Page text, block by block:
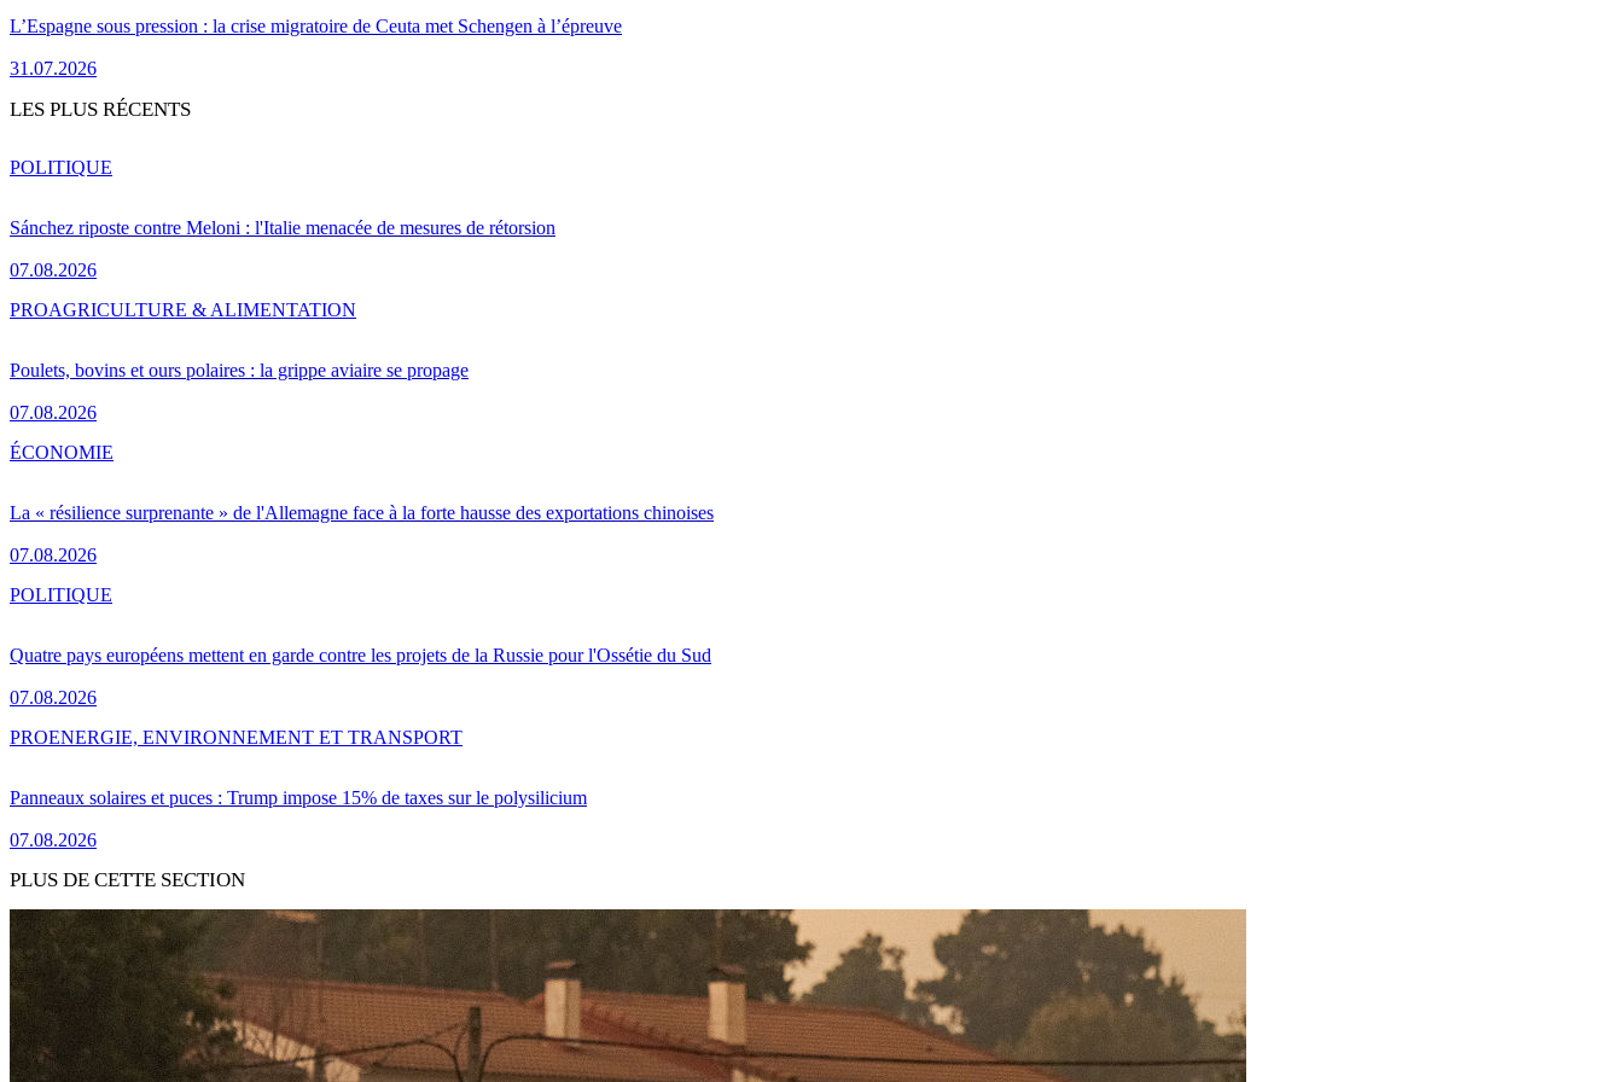
L’Espagne sous pression : la crise migratoire de Ceuta met Schengen à l’épreuve
31.07.2026
LES PLUS RÉCENTS
Sánchez riposte contre Meloni : l'Italie menacée de mesures de rétorsion
07.08.2026
POLITIQUE
Poulets, bovins et ours polaires : la grippe aviaire se propage
07.08.2026
PROAGRICULTURE & ALIMENTATION
La « résilience surprenante » de l'Allemagne face à la forte hausse des exportations chinoises
07.08.2026
ÉCONOMIE
Quatre pays européens mettent en garde contre les projets de la Russie pour l'Ossétie du Sud
07.08.2026
POLITIQUE
Panneaux solaires et puces : Trump impose 15% de taxes sur le polysilicium
07.08.2026
PROENERGIE, ENVIRONNEMENT ET TRANSPORT
PLUS DE CETTE SECTION